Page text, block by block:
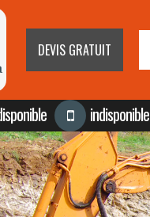
DEVIS GRATUIT
indisponible